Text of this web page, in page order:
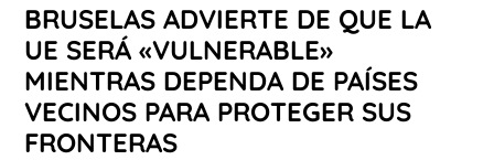
BRUSELAS ADVIERTE DE QUE LA
UE SERÁ «VULNERABLE»
MIENTRAS DEPENDA DE PAÍSES
VECINOS PARA PROTEGER SUS
FRONTERAS